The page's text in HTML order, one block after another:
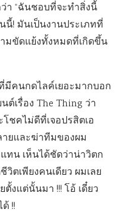
ว่า “ฉันชอบที่จะทำสิ่งนี้
! มันเป็นงานประเภทที่
มขัดแย้งทั้งหมดที่เกิดขึ้น
มีคนกดไลค์เยอะมากบอก
ต์เรื่อง The Thing ว่า
ชคไม่ดีที่เจอปรสิตเอ
ยและฆ่าทีมของผม
ทน เห็นได้ชัดว่าน่าวิตก
ตเพียงคนเดียว ผมเลย
งแต่นั้นมา !!! โอ้ เดี๋ยว
!!